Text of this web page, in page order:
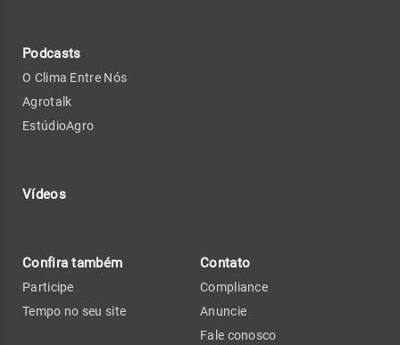
Podcasts
O Clima Entre Nós
Agrotalk
EstúdioAgro
Vídeos
Confira também
Participe
Tempo no seu site
Contato
Compliance
Anuncie
Fale conosco